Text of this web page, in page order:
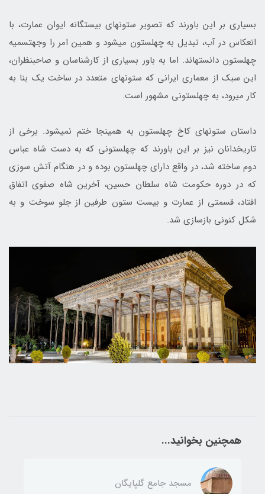
بسیاری بر این باورند که تصویر ستون‎های بیست‎گانه ایوان عمارت، با
انعکاس در آب، تبدیل به چهل‎ستون می‎شود و همین امر را وجه‎تسمیه
چهلستون دانسته‎اند. اما به باور بسیاری از کارشناسان و صاحب‎نظران،
این سبک از معماری ایرانی که ستون‎های متعدد در ساخت یک بنا به
کار می‎رود، به چهلستونی مشهور است.
داستان ستون‎های کاخ چهلستون به همین‎جا ختم نمی‎شود. برخی از
تاریخ‎دانان نیز بر این باورند که چهلستونی که به دست شاه عباس
دوم ساخته شد، در واقع دارای چهلستون بوده و در هنگام آتش سوزی
که در دوره حکومت شاه سلطان حسین، آخرین شاه صفوی اتفاق
افتاد، قسمتی از عمارت و بیست ستون طرفین از جلو سوخت و به
شکل کنونی بازسازی شد.
همچنین بخوانید...
مسجد جامع گلپایگان